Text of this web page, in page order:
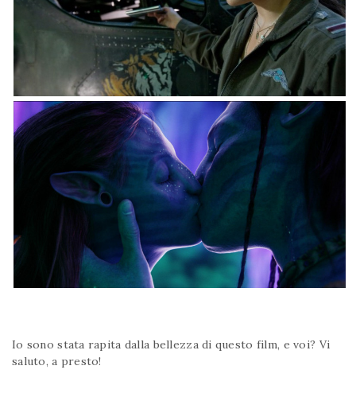
Io sono stata rapita dalla bellezza di questo film, e voi? Vi
saluto, a presto!